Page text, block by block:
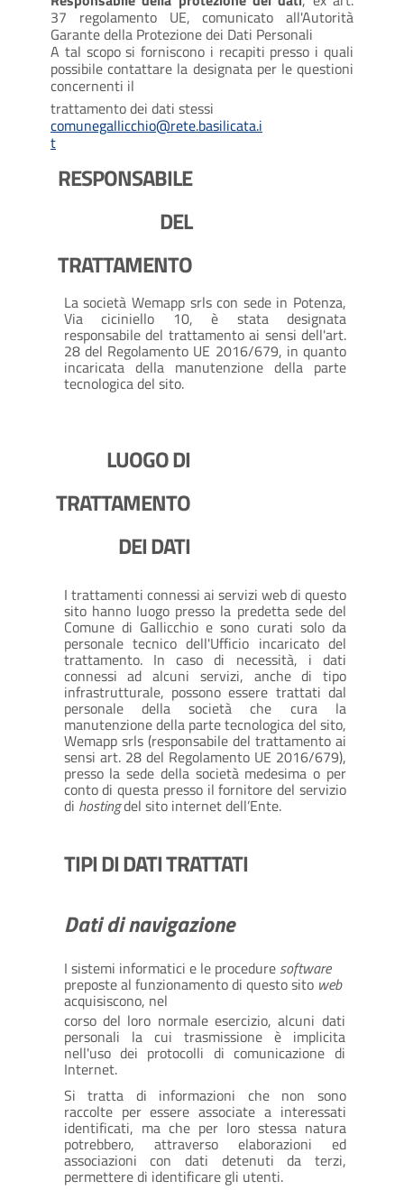
37 regolamento UE, comunicato all'Autorità
Garante della Protezione dei Dati Personali
A tal scopo si forniscono i recapiti presso i quali
possibile contattare la designata per le questioni
concernenti il
trattamento dei dati stessi
comunegallicchio@rete.basilicata.i
t
RESPONSABILE
DEL
TRATTAMENTO
La società Wemapp srls con sede in Potenza,
Via ciciniello 10, è stata designata
responsabile del trattamento ai sensi dell'art.
28 del Regolamento UE 2016/679, in quanto
incaricata della manutenzione della parte
tecnologica del sito.
LUOGO DI
TRATTAMENTO
DEI DATI
I trattamenti connessi ai servizi web di questo
sito hanno luogo presso la predetta sede del
Comune di Gallicchio e sono curati solo da
personale tecnico dell'Ufficio incaricato del
trattamento. In caso di necessità, i dati
connessi ad alcuni servizi, anche di tipo
infrastrutturale, possono essere trattati dal
personale della società che cura la
manutenzione della parte tecnologica del sito,
Wemapp srls (responsabile del trattamento ai
sensi art. 28 del Regolamento UE 2016/679),
presso la sede della società medesima o per
conto di questa presso il fornitore del servizio
di hostingdel sito internet dell’Ente.
TIPI DI DATI TRATTATI
Dati di navigazione
I sistemi informatici e le procedure software
preposte al funzionamento di questo sito web
acquisiscono, nel
corso del loro normale esercizio, alcuni dati
personali la cui trasmissione è implicita
nell'uso dei protocolli di comunicazione di
Internet.
Si tratta di informazioni che non sono
raccolte per essere associate a interessati
identificati, ma che per loro stessa natura
potrebbero, attraverso elaborazioni ed
associazioni con dati detenuti da terzi,
permettere di identificare gli utenti.